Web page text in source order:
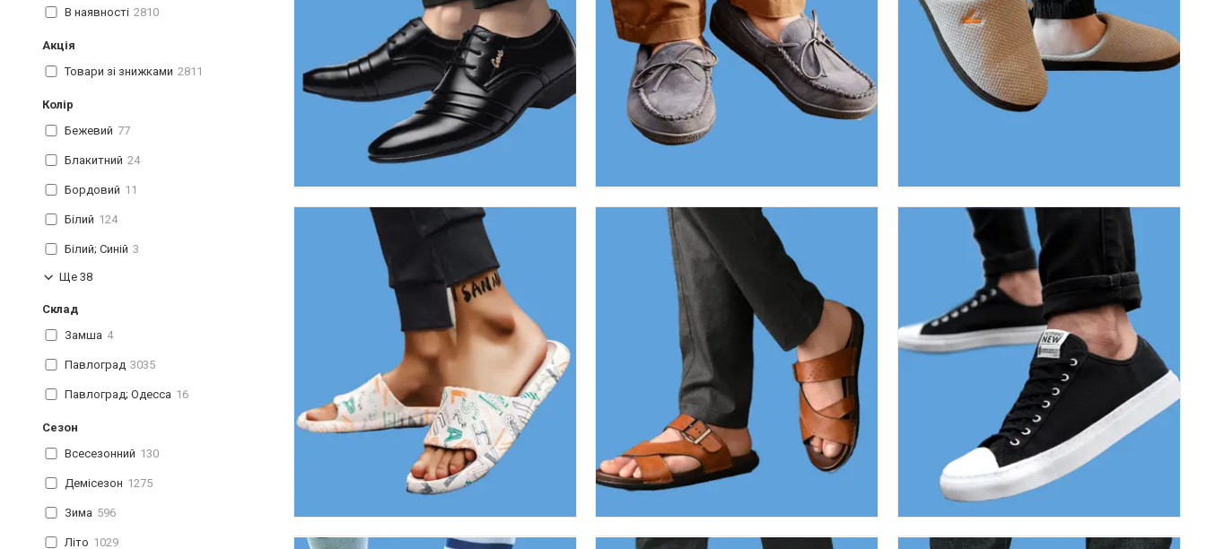
В наявності 2810
Акція
Товари зі знижками 2811
Колір
Бежевий 77
Блакитний 24
Бордовий 11
Білий 124
Білий; Синій 3
Ще 38
Склад
Замша 4
Павлоград 3035
Павлоград; Одесса 16
Сезон
Всесезонний 130
Демісезон 1275
Зима 596
Літо 1029